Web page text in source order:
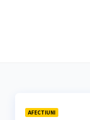
AFECTIUNI